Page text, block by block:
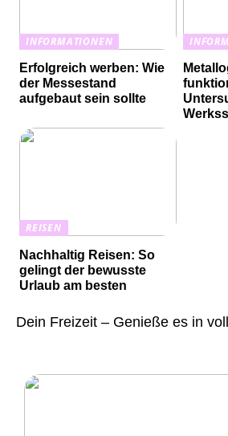
INFORMATIONEN
Erfolgreich werben: Wie
der Messestand
aufgebaut sein sollte
REISEN
Nachhaltig Reisen: So
gelingt der bewusste
Urlaub am besten
Dein Freizeit – Genieße es in